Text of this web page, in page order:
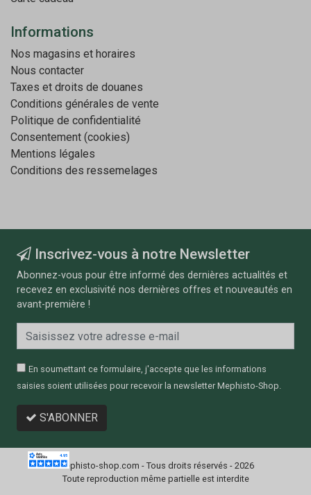
Informations
Nos magasins et horaires
Nous contacter
Taxes et droits de douanes
Conditions générales de vente
Politique de confidentialité
Consentement (cookies)
Mentions légales
Conditions des ressemelages
Inscrivez-vous à notre Newsletter
Abonnez-vous pour être informé des dernières actualités et
recevez en exclusivité nos dernières offres et nouveautés en
avant-première !
En soumettant ce formulaire, j'accepte que les informations
saisies soient utilisées pour recevoir la newsletter Mephisto-Shop.
S'ABONNER
Mephisto-shop.com - Tous droits réservés - 2026
Toute reproduction même partielle est interdite